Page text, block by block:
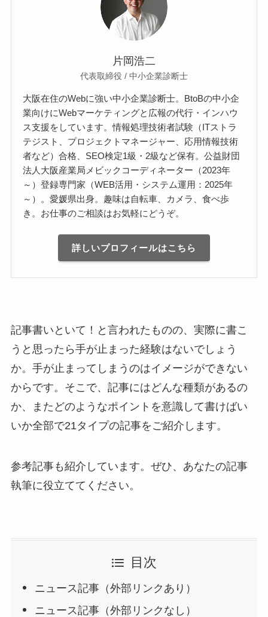
片岡浩二
代表取締役 / 中小企業診断士
大阪在住のWebに強い中小企業診断士。BtoBの中小企
業向けにWebマーケティングと広報の代行・インハウ
ス支援をしています。情報処理技術者試験（ITストラ
テジスト、プロジェクトマネージャー、応用情報技術
者など）合格、SEO検定1級・2級など保有。公益財団
法人大阪産業局メビックコーディネーター（2023年
～）登録専門家（WEB活用・システム運用：2025年
～）。愛媛県出身。趣味は自転車、カメラ、食べ歩
き。お仕事のご相談はお気軽にどうぞ。
詳しいプロフィールはこちら
記事書いといて！と言われたものの、実際に書こ
うと思ったら手が止まった経験はないでしょう
か。手が止まってしまうのはイメージができない
からです。そこで、記事にはどんな種類があるの
か、またどのようなポイントを意識して書けばい
いか全部で21タイプの記事をご紹介します。
参考記事も紹介しています。ぜひ、あなたの記事
執筆に役立ててください。
目次
ニュース記事（外部リンクあり）
ニュース記事（外部リンクなし）